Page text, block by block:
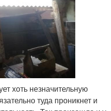
хоть незначительную
туда проникнет и